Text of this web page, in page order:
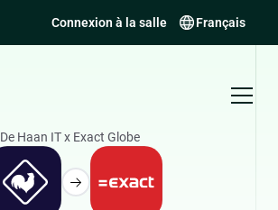
Connexion à la salle Français
De Haan IT x Exact Globe